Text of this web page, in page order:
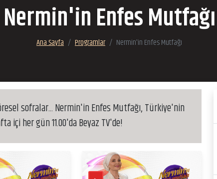
Nermin'in Enfes Mutfağı
Ana Sayfa Programlar Nermin'in Enfes Mutfağı
sofralar... Nermin'in Enfes Mutfağı, Türkiye'nin
içi her gün 11.00'da Beyaz TV'de!